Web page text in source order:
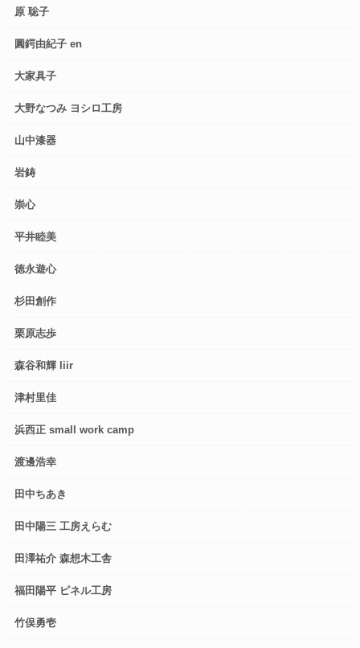
原 聡子
圓鍔由紀子 en
大家具子
大野なつみ ヨシロ工房
山中漆器
岩鋳
崇心
平井睦美
徳永遊心
杉田創作
栗原志歩
森谷和輝 liir
津村里佳
浜西正 small work camp
渡邊浩幸
田中ちあき
田中陽三 工房えらむ
田澤祐介 森想木工舎
福田陽平 ピネル工房
竹俣勇壱